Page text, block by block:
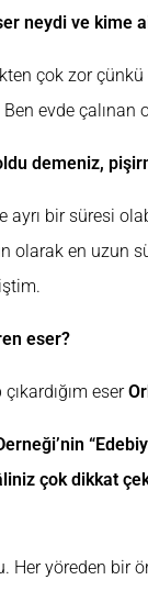
neydi ve
çok zor
evde çalınan
demeniz,
ayrı bir süresi
olarak en uzun
eser?
eser
çok dikkat
Her yöreden bir